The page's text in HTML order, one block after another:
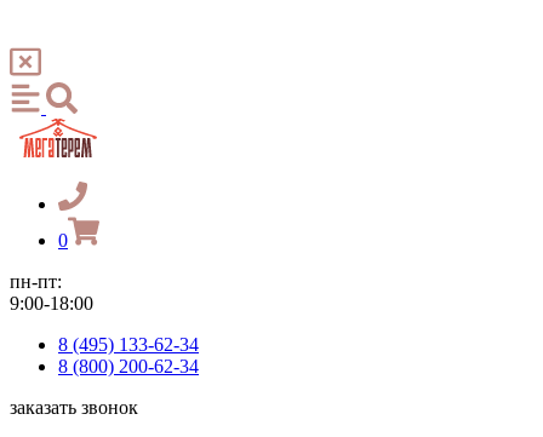
0
пн-пт:
9:00-18:00
8 (495) 133-62-34
8 (800) 200-62-34
заказать звонок